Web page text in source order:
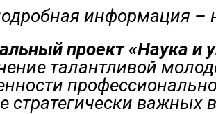
информация –
проект «Наука и
талантливой
стратегически важных